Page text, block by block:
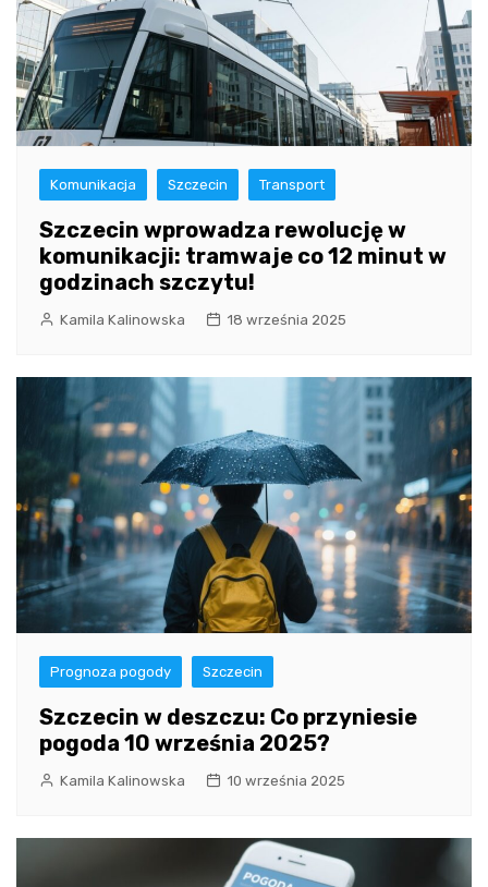
Komunikacja Szczecin Transport
Szczecin wprowadza rewolucję w
komunikacji: tramwaje co 12 minut w
godzinach szczytu!
Kamila Kalinowska 18 września 2025
Prognoza pogody Szczecin
Szczecin w deszczu: Co przyniesie
pogoda 10 września 2025?
Kamila Kalinowska 10 września 2025